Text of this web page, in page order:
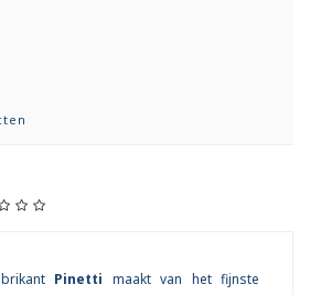
Pinetti maakt van het fijnste